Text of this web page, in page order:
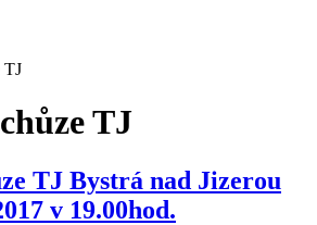
TJ
TJ
TJ Bystrá nad Jizerou
v 19.00hod.